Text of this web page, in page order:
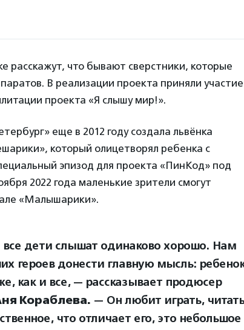
расскажут, что бывают сверстники, которые
В реализации проекта приняли участие
проекта «Я слышу мир!».
еще в 2012 году создала львёнка
который олицетворял ребенка с
эпизод для проекта «Пин­Код» под
2022 года маленькие зрители смогут
«Малышарики».
все дети слышат одинаково хорошо. Нам
героев донести главную мысль:
как и все, — рассказывает продюсер
Кораблева. — Он любит играть,
что отличает его, это небольшое